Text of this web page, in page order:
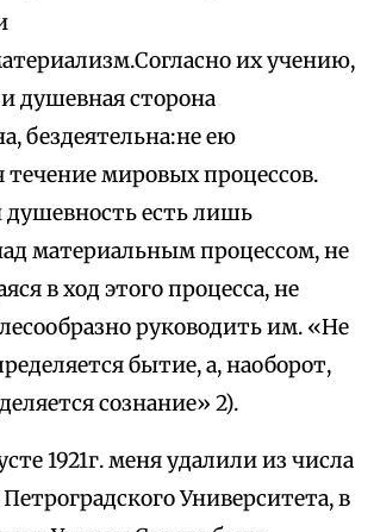
их учению,
душевная сторона
бездеятельна:не ею
течение мировых процессов.
душевность есть лишь
материальным процессом, не
в ход этого процесса, не
руководить им. «Не
бытие, а, наоборот,
сознание» 2).
1921г. меня удалили из числа
Университета, в